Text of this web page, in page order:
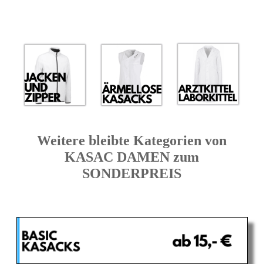
Weitere bleibte Kategorien von
KASAC DAMEN zum
SONDERPREIS